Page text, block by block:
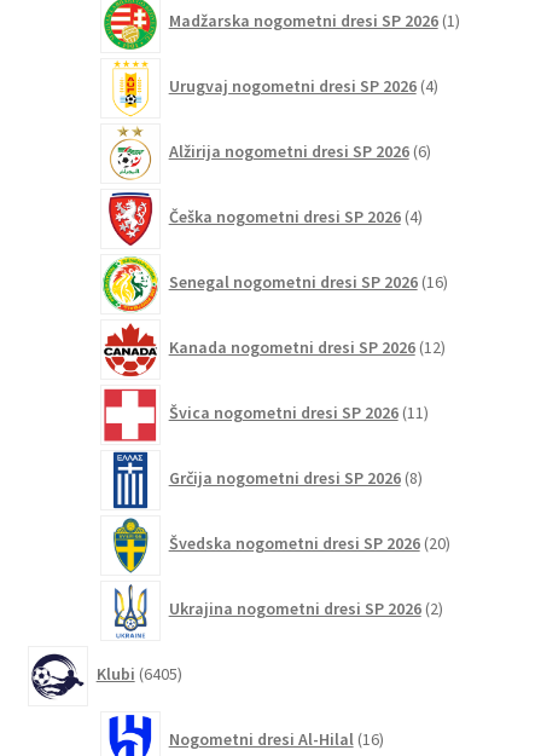
Madžarska nogometni dresi SP 2026 1izdelek
Urugvaj nogometni dresi SP 2026 4izdelki
Alžirija nogometni dresi SP 2026 6izdelkov
Češka nogometni dresi SP 2026 4izdelki
Senegal nogometni dresi SP 2026 16izdelkov
Kanada nogometni dresi SP 2026 12izdelkov
Švica nogometni dresi SP 2026 11izdelkov
Grčija nogometni dresi SP 2026 8izdelkov
Švedska nogometni dresi SP 2026 20izdelkov
Ukrajina nogometni dresi SP 2026 2izdelka
Klubi 6405izdelkov
Nogometni dresi Al-Hilal 16izdelkov